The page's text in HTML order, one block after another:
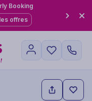
Booking
offres